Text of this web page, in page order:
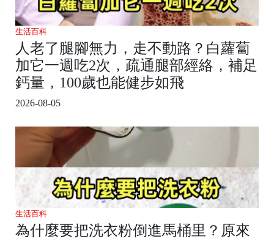
生活百科
人老了腿腳無力，走不動路？白蘿蔔
加它一週吃2次，疏通腿部經絡，補足
鈣量，100歲也能健步如飛
2026-08-05
生活百科
為什麼要把洗衣粉倒進馬桶里？原來